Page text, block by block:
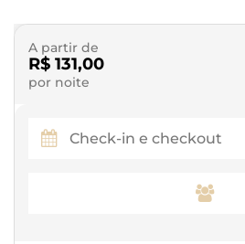
A partir de
R$ 131,00
por noite